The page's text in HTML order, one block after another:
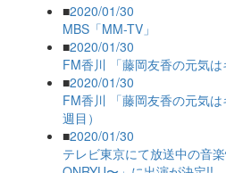
■2020/01/30
MBS「MM-TV」
■2020/01/30
FM香川 「藤岡友香の元気は
■2020/01/30
FM香川 「藤岡友香の元気
週目）
■2020/01/30
テレビ東京にて放送中の音